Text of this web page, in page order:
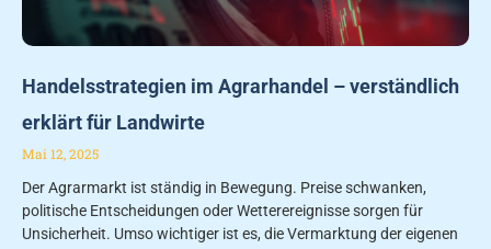
Handelsstrategien im Agrarhandel – verständlich
erklärt für Landwirte
Mai 12, 2025
Der Agrarmarkt ist ständig in Bewegung. Preise schwanken,
politische Entscheidungen oder Wetterereignisse sorgen für
Unsicherheit. Umso wichtiger ist es, die Vermarktung der eigenen